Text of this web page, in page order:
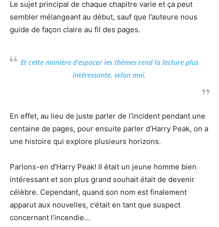
Le sujet principal de chaque chapitre varie et ça peut
sembler mélangeant au début, sauf que l’auteure nous
guide de façon claire au fil des pages.
Et cette manière d’espacer les thèmes rend la lecture plus
intéressante, selon moi.
En effet, au lieu de juste parler de l’incident pendant une
centaine de pages, pour ensuite parler d’Harry Peak, on a
une histoire qui explore plusieurs horizons.
Parlons-en d’Harry Peak! Il était un jeune homme bien
intéressant et son plus grand souhait était de devenir
célèbre. Cependant, quand son nom est finalement
apparut aux nouvelles, c’était en tant que suspect
concernant l’incendie…